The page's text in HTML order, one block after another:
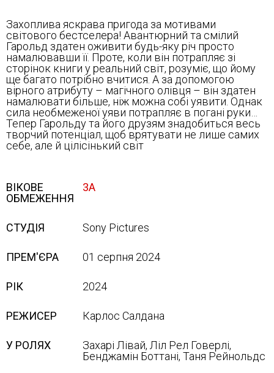
Захоплива яскрава пригода за мотивами
світового бестселера! Авантюрний та смілий
Гарольд здатен оживити будь-яку річ просто
намалювавши її. Проте, коли він потрапляє зі
сторінок книги у реальний світ, розуміє, що йому
ще багато потрібно вчитися. А за допомогою
вірного атрибуту – магічного олівця – він здатен
намалювати більше, ніж можна собі уявити. Однак
сила необмеженої уяви потрапляє в погані руки…
Тепер Гарольду та його друзям знадобиться весь
творчий потенціал, щоб врятувати не лише самих
себе, але й цілісінький світ
ВІКОВЕ
ОБМЕЖЕННЯ
3А
СТУДІЯ Sony Pісtures
ПРЕМ'ЄРА 01 серпня 2024
РІК 2024
РЕЖИСЕР Карлос Салдана
У РОЛЯХ
Захарі Лівай, Ліл Рел Говерлі,
Бенджамін Боттані, Таня Рейнольдс